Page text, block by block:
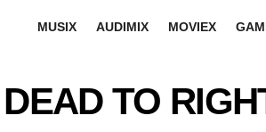
MUSIX AUDIMIX MOVIEX
TO